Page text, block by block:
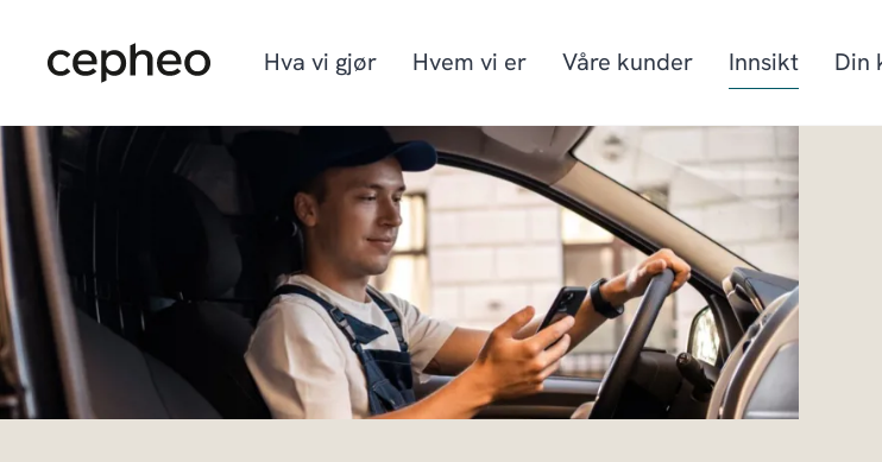
hovedinnhold
Hva vi gjør
Industrier Produksjon
Mat & drikke
Detaljhandel & Distribusjon
Løsninger
Cepheo Evergreen
Hvem vi er
Vi er Cepheo
Hvordan vi jobber
Våre kunder Innsikt Din
Ledige stillinger
Graduate program